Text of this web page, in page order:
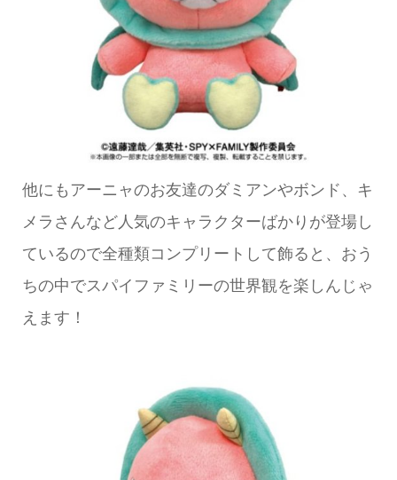
他にもアーニャのお友達のダミアンやボンド、キ
メラさんなど人気のキャラクターばかりが登場し
ているので全種類コンプリートして飾ると、おう
ちの中でスパイファミリーの世界観を楽しんじゃ
えます！